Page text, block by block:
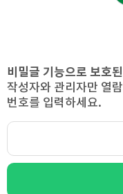
비밀글 기능으로 보호
작성자와 관리자만 열
번호를 입력하세요.